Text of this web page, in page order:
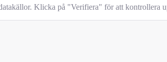
Klicka på "Verifiera" för att kontrollera